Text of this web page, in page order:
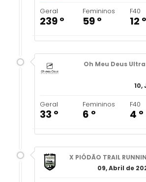
Geral
239 º
Femininos
59 º
F40
12 º
Oh Meu Deus
10,
Geral
33 º
Femininos
6 º
F40
4 º
X PIÓDÃO TRAIL
09, Abril de